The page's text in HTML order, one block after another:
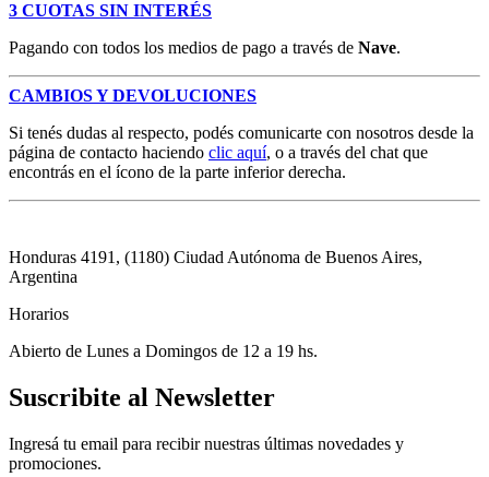
3 CUOTAS SIN INTERÉS
Pagando con todos los medios de pago a través de Nave.
CAMBIOS Y DEVOLUCIONES
Si tenés dudas al respecto, podés comunicarte con nosotros desde la
página de contacto haciendo clic aquí, o a través del chat que
encontrás en el ícono de la parte inferior derecha.
Honduras 4191, (1180) Ciudad Autónoma de Buenos Aires,
Argentina
Horarios
Abierto de Lunes a Domingos de 12 a 19 hs.
Suscribite al Newsletter
Ingresá tu email para recibir nuestras últimas novedades y
promociones.